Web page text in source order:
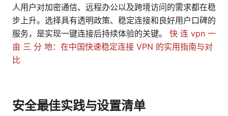
人用户对加密通信、远程办公以及跨境访问的需求都在稳
步上升。选择具有透明政策、稳定连接和良好用户口碑的
服务，是实现一键连接后持续体验的关键。 快 连 vpn 一
亩 三 分 地：在中国快速稳定连接 VPN 的实用指南与对
比
安全最佳实践与设置清单